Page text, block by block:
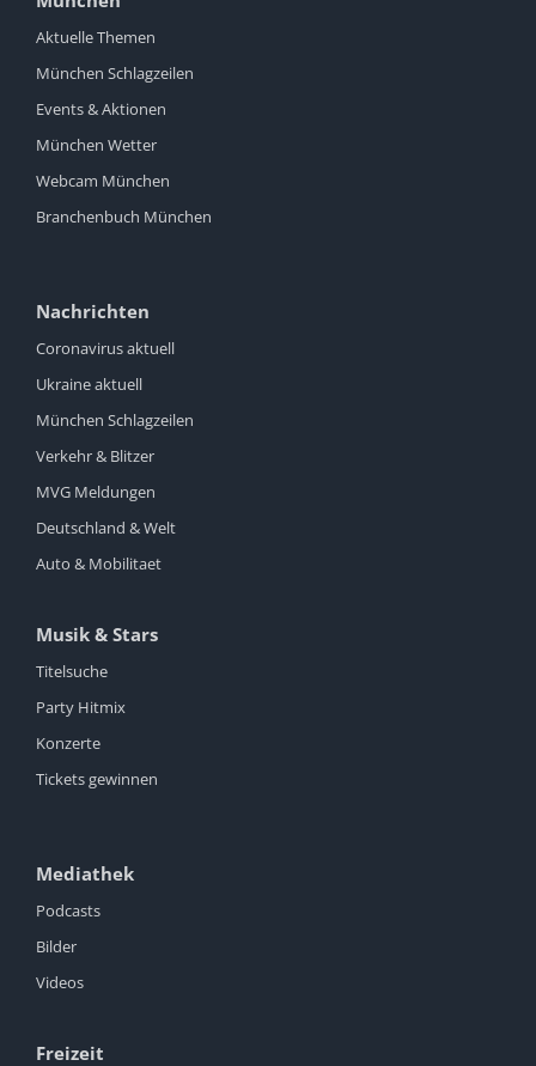
Aktuelle Themen
München Schlagzeilen
Events & Aktionen
München Wetter
Webcam München
Branchenbuch München
Nachrichten
Coronavirus aktuell
Ukraine aktuell
München Schlagzeilen
Verkehr & Blitzer
MVG Meldungen
Deutschland & Welt
Auto & Mobilitaet
Musik & Stars
Titelsuche
Party Hitmix
Konzerte
Tickets gewinnen
Mediathek
Podcasts
Bilder
Videos
Freizeit